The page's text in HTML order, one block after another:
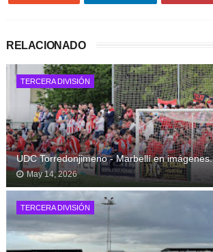
RELACIONADO
TERCERA DIVISIÓN
UDC Torredonjimeno - Marbellí en imágenes.
May 14, 2026
TERCERA DIVISIÓN